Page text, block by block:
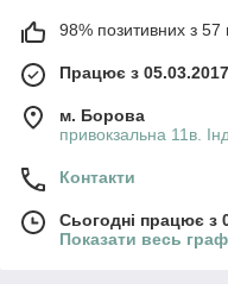
98% позитивних з 57
Працює з 05.03.2017
м. Борова
привокзальна 11в.
Контакти
Сьогодні працює з
Показати весь